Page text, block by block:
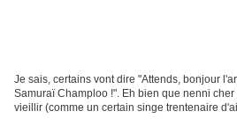
Je sais, certains vont dire "Attends, bonjour
Samuraï Champloo !". Eh bien que nenni
vieillir (comme un certain singe trentenaire